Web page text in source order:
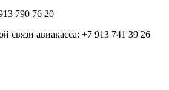
790 76 20
связи авиакасса: +7 913 741 39 26